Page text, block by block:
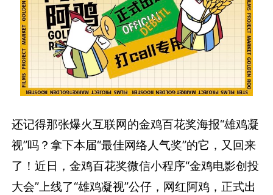
还记得那张爆火互联网的金鸡百花奖海报“雄鸡凝
视”吗？拿下本届“最佳网络人气奖”的它，又回来
了！近日，金鸡百花奖微信小程序“金鸡电影创投
大会”上线了“雄鸡凝视”公仔，网红阿鸡，正式出